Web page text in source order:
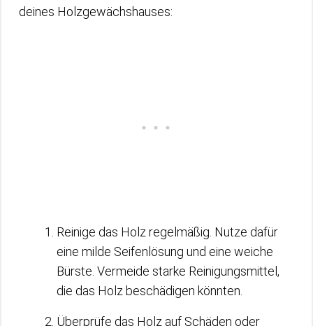
deines Holzgewächshauses:
Reinige das Holz regelmäßig. Nutze dafür
eine milde Seifenlösung und eine weiche
Bürste. Vermeide starke Reinigungsmittel,
die das Holz beschädigen könnten.
Überprüfe das Holz auf Schäden oder